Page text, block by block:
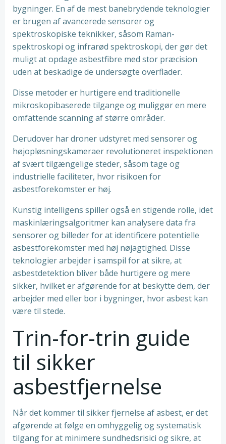
bygninger. En af de mest banebrydende teknologier
er brugen af avancerede sensorer og
spektroskopiske teknikker, såsom Raman-
spektroskopi og infrarød spektroskopi, der gør det
muligt at opdage asbestfibre med stor præcision
uden at beskadige de undersøgte overflader.
Disse metoder er hurtigere end traditionelle
mikroskopibaserede tilgange og muliggør en mere
omfattende scanning af større områder.
Derudover har droner udstyret med sensorer og
højopløsningskameraer revolutioneret inspektionen
af svært tilgængelige steder, såsom tage og
industrielle faciliteter, hvor risikoen for
asbestforekomster er høj.
Kunstig intelligens spiller også en stigende rolle, idet
maskinlæringsalgoritmer kan analysere data fra
sensorer og billeder for at identificere potentielle
asbestforekomster med høj nøjagtighed. Disse
teknologier arbejder i samspil for at sikre, at
asbestdetektion bliver både hurtigere og mere
sikker, hvilket er afgørende for at beskytte dem, der
arbejder med eller bor i bygninger, hvor asbest kan
være til stede.
Trin-for-trin guide
til sikker
asbestfjernelse
Når det kommer til sikker fjernelse af asbest, er det
afgørende at følge en omhyggelig og systematisk
tilgang for at minimere sundhedsrisici og sikre, at